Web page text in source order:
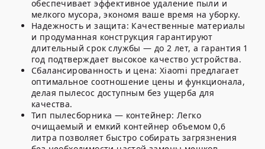
обеспечивает эффективное удаление пыли и
мелкого мусора, экономя ваше время на уборку.
Надежность и защита: Качественные материалы
и продуманная конструкция гарантируют
длительный срок службы — до 2 лет, а гарантия 1
год подтверждает высокое качество устройства.
Сбалансированность и цена: Xiaomi предлагает
оптимальное соотношение цены и функционала,
делая пылесос доступным без ущерба для
качества.
Тип пылесборника — контейнер: Легко
очищаемый и емкий контейнер объемом 0,6
литра позволяет быстро собирать загрязнения